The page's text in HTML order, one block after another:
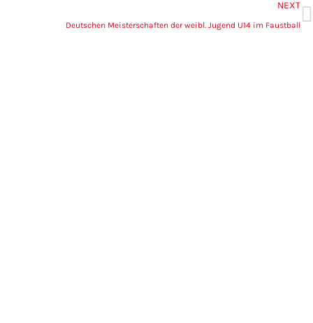
NEXT
Deutschen Meisterschaften der weibl. Jugend U14 im Faustball